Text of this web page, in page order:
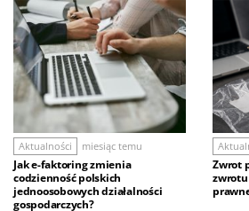
Aktualności miesiąc temu
Jak e-faktoring zmienia
codzienność polskich
jednoosobowych działalności
gospodarczych?
Zwrot